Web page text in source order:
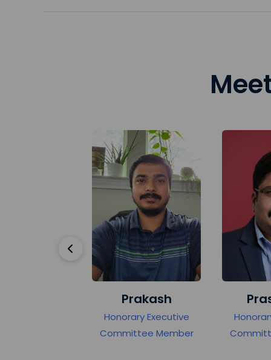
Prakash
Honorary Executive
Committee Member
Prasanna
Honorary
Committee